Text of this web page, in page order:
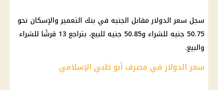
سجل سعر الدولار مقابل الجنيه في بنك التعمير والإسكان نحو
50.75 جنيه للشراء و50.85 جنيه للبيع، بتراجع 13 قرشًا للشراء
والبيع.
سعر الدولار في مصرف أبو ظبي الإسلامي